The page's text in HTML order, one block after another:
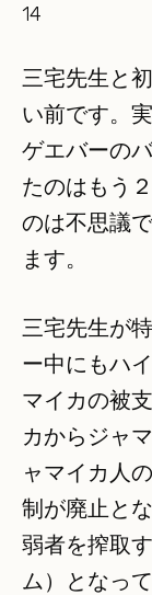
14
三宅先生と
い前です。
ゲエバーの
たのはもう
のは不思議
ます。
三宅先生が
ー中にもハ
マイカの被
カからジャ
ャマイカ人
制が廃止と
弱者を搾取
ム）となっ